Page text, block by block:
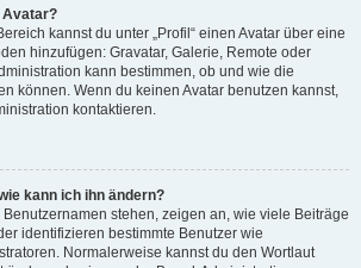
Avatar?
kannst du unter „Profil“ einen Avatar über eine
hinzufügen: Gravatar, Galerie, Remote oder
kann bestimmen, ob und wie die
können. Wenn du keinen Avatar benutzen kannst,
kontaktieren.
kann ich ihn ändern?
stehen, zeigen an, wie viele Beiträge
identifizieren bestimmte Benutzer wie
Normalerweise kannst du den Wortlaut